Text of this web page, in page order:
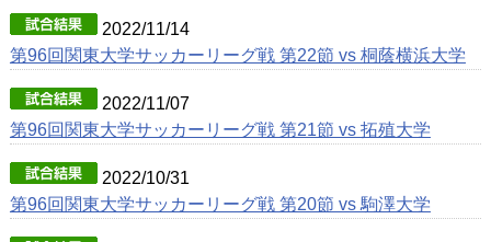
2022/11/14
第96回関東大学サッカーリーグ戦 第22節 vs 桐蔭横浜大学
2022/11/07
第96回関東大学サッカーリーグ戦 第21節 vs 拓殖大学
2022/10/31
第96回関東大学サッカーリーグ戦 第20節 vs 駒澤大学